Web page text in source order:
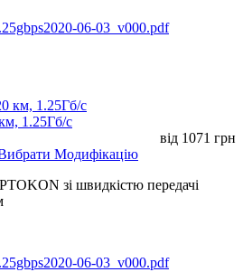
06-03_v000.pdf
1.25Гб/с
від 1071 грн
Модифікацію
зі швидкістю передачі
06-03_v000.pdf